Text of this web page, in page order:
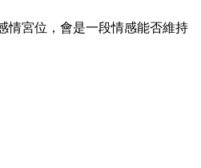
情宮位，會是一段情感能否維持